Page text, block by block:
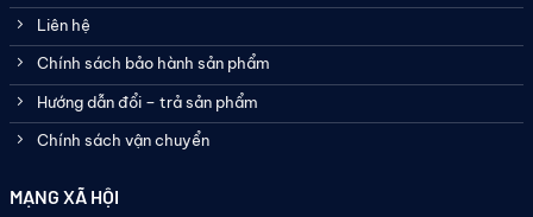
Liên hệ
Chính sách bảo hành sản phẩm
Hướng dẫn đổi – trả sản phẩm
Chính sách vận chuyển
MẠNG XÃ HỘI